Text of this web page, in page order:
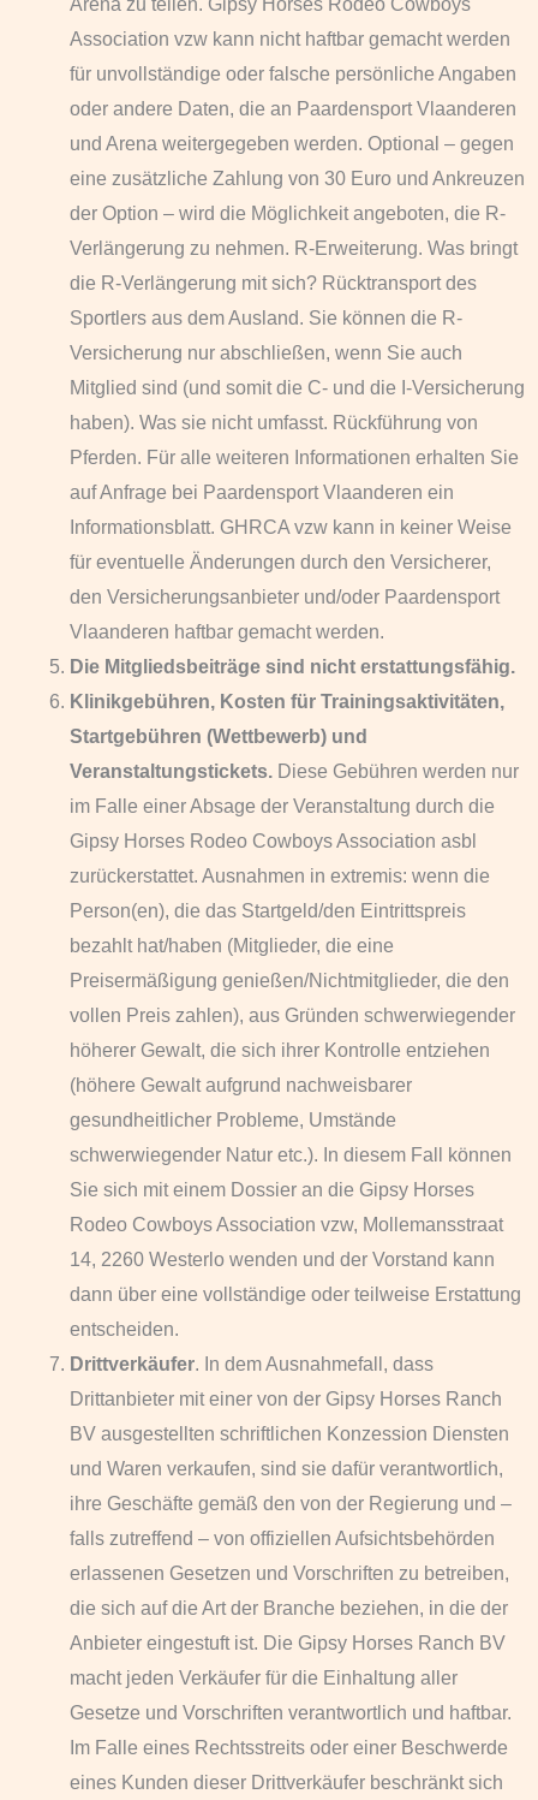
Arena zu teilen. Gipsy Horses Rodeo Cowboys
Association vzw kann nicht haftbar gemacht werden
für unvollständige oder falsche persönliche Angaben
oder andere Daten, die an Paardensport Vlaanderen
und Arena weitergegeben werden. Optional – gegen
eine zusätzliche Zahlung von 30 Euro und Ankreuzen
der Option – wird die Möglichkeit angeboten, die R-
Verlängerung zu nehmen. R-Erweiterung. Was bringt
die R-Verlängerung mit sich? Rücktransport des
Sportlers aus dem Ausland. Sie können die R-
Versicherung nur abschließen, wenn Sie auch
Mitglied sind (und somit die C- und die I-Versicherung
haben). Was sie nicht umfasst. Rückführung von
Pferden. Für alle weiteren Informationen erhalten Sie
auf Anfrage bei Paardensport Vlaanderen ein
Informationsblatt. GHRCA vzw kann in keiner Weise
für eventuelle Änderungen durch den Versicherer,
den Versicherungsanbieter und/oder Paardensport
Vlaanderen haftbar gemacht werden.
Die Mitgliedsbeiträge sind nicht erstattungsfähig.
Klinikgebühren, Kosten für Trainingsaktivitäten,
Startgebühren (Wettbewerb) und
Veranstaltungstickets. Diese Gebühren werden nur
im Falle einer Absage der Veranstaltung durch die
Gipsy Horses Rodeo Cowboys Association asbl
zurückerstattet. Ausnahmen in extremis: wenn die
Person(en), die das Startgeld/den Eintrittspreis
bezahlt hat/haben (Mitglieder, die eine
Preisermäßigung genießen/Nichtmitglieder, die den
vollen Preis zahlen), aus Gründen schwerwiegender
höherer Gewalt, die sich ihrer Kontrolle entziehen
(höhere Gewalt aufgrund nachweisbarer
gesundheitlicher Probleme, Umstände
schwerwiegender Natur etc.). In diesem Fall können
Sie sich mit einem Dossier an die Gipsy Horses
Rodeo Cowboys Association vzw, Mollemansstraat
14, 2260 Westerlo wenden und der Vorstand kann
dann über eine vollständige oder teilweise Erstattung
entscheiden.
Drittverkäufer. In dem Ausnahmefall, dass
Drittanbieter mit einer von der Gipsy Horses Ranch
BV ausgestellten schriftlichen Konzession Diensten
und Waren verkaufen, sind sie dafür verantwortlich,
ihre Geschäfte gemäß den von der Regierung und –
falls zutreffend – von offiziellen Aufsichtsbehörden
erlassenen Gesetzen und Vorschriften zu betreiben,
die sich auf die Art der Branche beziehen, in die der
Anbieter eingestuft ist. Die Gipsy Horses Ranch BV
macht jeden Verkäufer für die Einhaltung aller
Gesetze und Vorschriften verantwortlich und haftbar.
Im Falle eines Rechtsstreits oder einer Beschwerde
eines Kunden dieser Drittverkäufer beschränkt sich